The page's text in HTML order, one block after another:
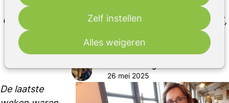
Zelf instellen
Alles weigeren
ziekte: MSA (multipele systeem atrofie).
Onderstaand verslag schreef Tineke op 2 mei 2024,
26 mei 2025
De laatste